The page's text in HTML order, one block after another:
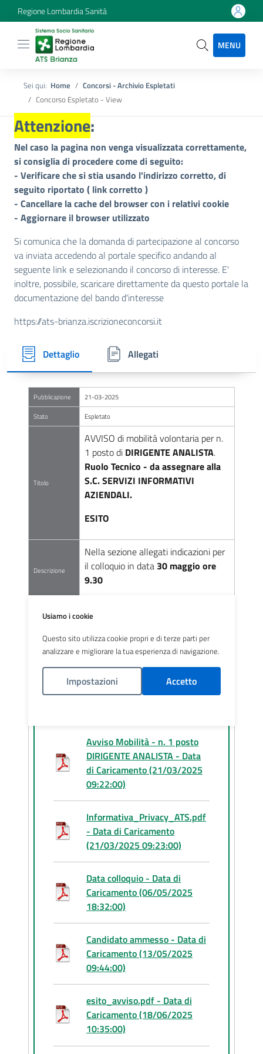
Regione Lombardia Sanità
MENU
Sei qui: Home
Concorsi - Archivio Espletati
Concorso Espletato - View
Attenzione:
Nel caso la pagina non venga visualizzata correttamente,
si consiglia di procedere come di seguito:
- Verificare che si stia usando l'indirizzo corretto, di
seguito riportato ( link corretto )
- Cancellare la cache del browser con i relativi cookie
- Aggiornare il browser utilizzato
Si comunica che la domanda di partecipazione al concorso
va inviata accedendo al portale specifico andando al
seguente link e selezionando il concorso di interesse. E'
inoltre, possibile, scaricare direttamente da questo portale la
documentazione del bando d'interesse
https://ats-brianza.iscrizioneconcorsi.it
Dettaglio Allegati
Pubblicazione
21-03-2025
Stato
Espletato
Titolo
AVVISO di mobilità volontaria per n.
1 posto di DIRIGENTE ANALISTA.
Ruolo Tecnico - da assegnare alla
S.C. SERVIZI INFORMATIVI
AZIENDALI.
ESITO
Descrizione
Nella sezione allegati indicazioni per
il colloquio in data 30 maggio ore
9.30
Avviso mobilita
Scadenza
20-04-2025
LINK ALLEGATI
ALLEGATI
Avviso Mobilità - n. 1 posto
DIRIGENTE ANALISTA - Data
di Caricamento (21/03/2025
09:22:00)
Informativa_Privacy_ATS.pdf
- Data di Caricamento
(21/03/2025 09:23:00)
Data colloquio - Data di
Caricamento (06/05/2025
18:32:00)
Candidato ammesso - Data di
Caricamento (13/05/2025
09:44:00)
esito_avviso.pdf - Data di
Caricamento (18/06/2025
10:35:00)
Usiamo i cookie
Questo sito utilizza cookie propri e di terze parti per
analizzare e migliorare la tua esperienza di navigazione.
Impostazioni Accetto